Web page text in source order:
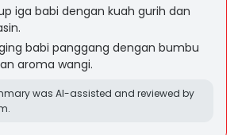
iga babi dengan kuah gurih dan
babi panggang dengan bumbu
aroma wangi.
was AI-assisted and reviewed by